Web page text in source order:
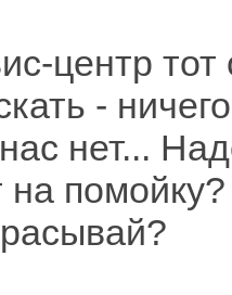
центр
-
нет...
на